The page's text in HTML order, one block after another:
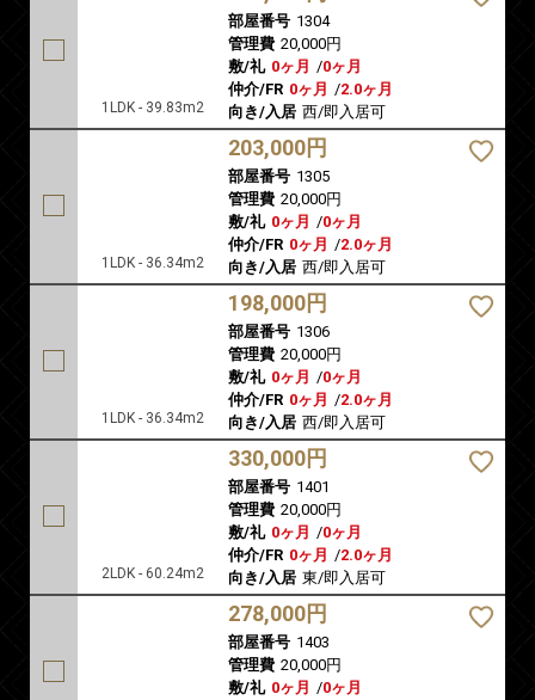
1LDK - 39.83m2
部屋番号 1304
管理費 20,000円
敷/礼 0ヶ月 /0ヶ月
仲介/FR 0ヶ月 /2.0ヶ月
向き/入居 西/即入居可
1LDK - 36.34m2
203,000円
部屋番号 1305
管理費 20,000円
敷/礼 0ヶ月 /0ヶ月
仲介/FR 0ヶ月 /2.0ヶ月
向き/入居 西/即入居可
1LDK - 36.34m2
198,000円
部屋番号 1306
管理費 20,000円
敷/礼 0ヶ月 /0ヶ月
仲介/FR 0ヶ月 /2.0ヶ月
向き/入居 西/即入居可
2LDK - 60.24m2
330,000円
部屋番号 1401
管理費 20,000円
敷/礼 0ヶ月 /0ヶ月
仲介/FR 0ヶ月 /2.0ヶ月
向き/入居 東/即入居可
278,000円
部屋番号 1403
管理費 20,000円
敷/礼 0ヶ月 /0ヶ月